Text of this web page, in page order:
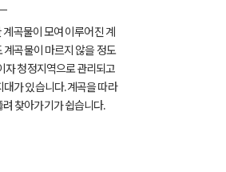
곡물이 모여 이루어진 계
곡물이 마르지 않을 정도
자 청정지역으로 관리되고
가 있습니다. 계곡을 따라
찾아가기가 쉽습니다.